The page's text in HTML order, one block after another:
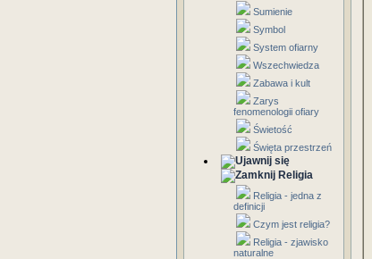
Sumienie
Symbol
System ofiarny
Wszechwiedza
Zabawa i kult
Zarys
fenomenologii ofiary
Świetość
Święta przestrzeń
Religia
Religia - jedna z
definicji
Czym jest religia?
Religia - zjawisko
naturalne